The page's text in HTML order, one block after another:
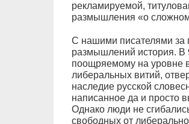
рекламируемой,
размышления «о
С нашими писателями за
размышлений история. В
поощряемому на уровне
либеральных витий,
наследие русской
написанное да и просто
Однако люди не
свободных от